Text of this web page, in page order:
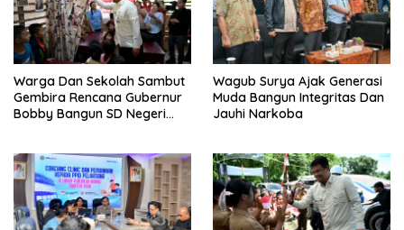
Warga Dan Sekolah Sambut
Gembira Rencana Gubernur
Bobby Bangun SD Negeri
Wagub Surya Ajak Generasi
Muda Bangun Integritas Dan
Jauhi Narkoba